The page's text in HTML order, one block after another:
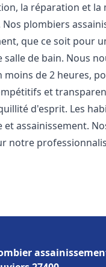
la réparation et la
plombiers
que ce soit pour
de bain. Nous
moins de 2 heures,
et
d'esprit. Les
assainissement.
notre